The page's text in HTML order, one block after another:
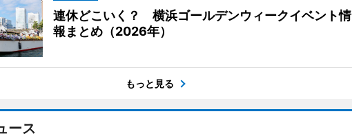
連休どこいく？ 横浜ゴールデンウィークイベント情
報まとめ（2026年）
もっと見る
ース